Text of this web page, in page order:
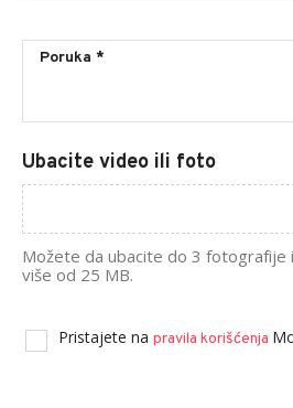
Ubacite video ili foto
Možete da ubacite do 3 fotografije
više od 25 MB.
Pristajete na pravila korišćenja